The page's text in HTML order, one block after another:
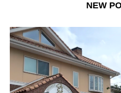
NEW